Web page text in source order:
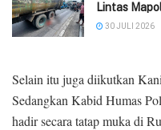
Lintas
30 JULI 2026
Selain itu juga diikutkan
Sedangkan Kabid Humas
hadir secara tatap muka di